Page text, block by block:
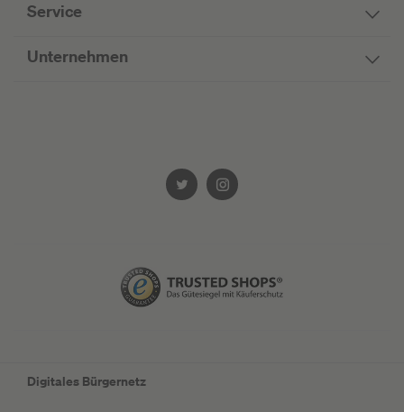
Service
Unternehmen
Digitales Bürgernetz